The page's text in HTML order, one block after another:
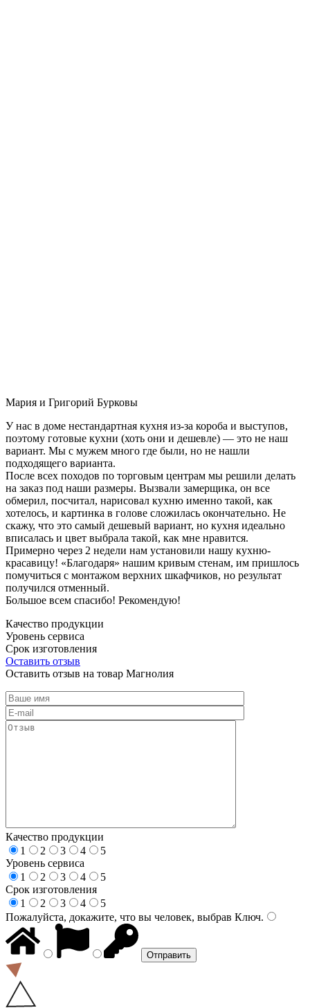
Мария и Григорий Бурковы
У нас в доме нестандартная кухня из-за короба и выступов,
поэтому готовые кухни (хоть они и дешевле) — это не наш
вариант. Мы с мужем много где были, но не нашли
подходящего варианта.
После всех походов по торговым центрам мы решили делать
на заказ под наши размеры. Вызвали замерщика, он все
обмерил, посчитал, нарисовал кухню именно такой, как
хотелось, и картинка в голове сложилась окончательно. Не
скажу, что это самый дешевый вариант, но кухня идеально
вписалась и цвет выбрала такой, как мне нравится.
Примерно через 2 недели нам установили нашу кухню-
красавицу! «Благодаря» нашим кривым стенам, им пришлось
помучиться с монтажом верхних шкафчиков, но результат
получился отменный.
Большое всем спасибо! Рекомендую!
Качество продукции
Уровень сервиса
Срок изготовления
Оставить отзыв
Оставить отзыв на товар Магнолия
Качество продукции
1
2 3 4
5
Уровень сервиса
1
2 3 4
5
Срок изготовления
1
2 3 4
5
Пожалуйста, докажите, что вы человек, выбрав Ключ.